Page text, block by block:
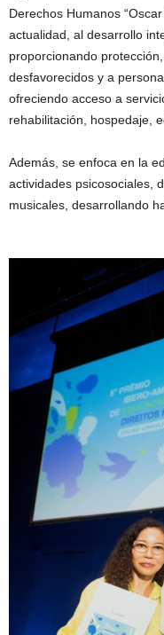
Derechos Humanos
actualidad, al desarrollo
proporcionando
desfavorecidos y a
ofreciendo acceso a
rehabilitación, hospedaje,
Además, se enfoca en la
actividades psicosociales,
musicales, desarrollando